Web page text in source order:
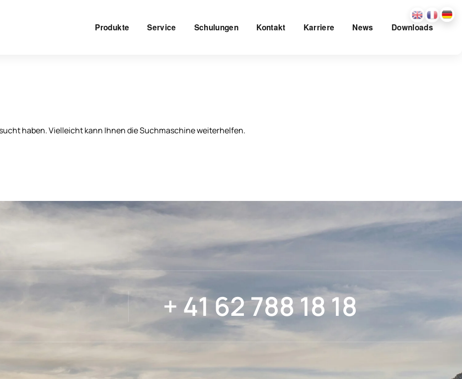
Produkte Service Schulungen Kontakt Karriere News Downloads
haben. Vielleicht kann Ihnen die Suchmaschine weiterhelfen.
+ 41 62 788 18 18